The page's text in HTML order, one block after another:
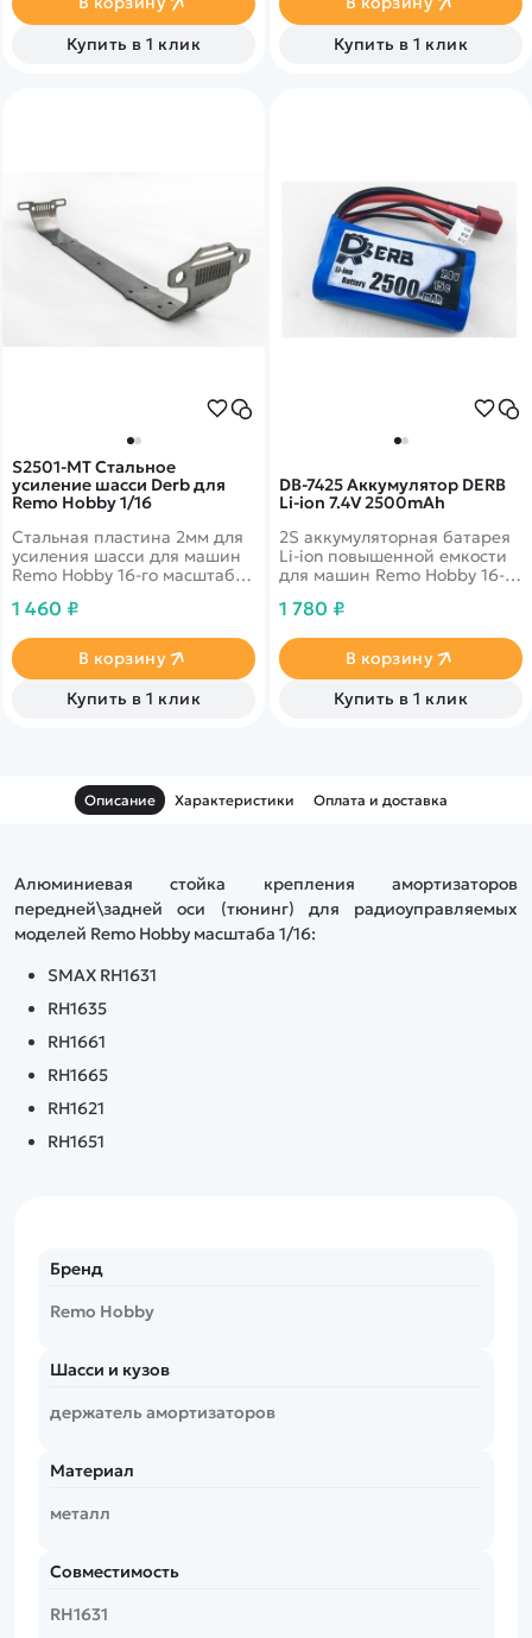
Купить в 1 клик
Купить в 1 клик
S2501-MT Стальное
усиление шасси Derb для
Remo Hobby 1/16
Стальная пластина 2мм для
усиления шасси для машин
Remo Hobby 16-го масштаба
1 460 ₽
В корзину
Купить в 1 клик
DB-7425 Аккумулятор DERB
Li-ion 7.4V 2500mAh
2S аккумуляторная батарея
Li-ion повышенной емкости
для машин Remo Hobby 16-го
1 780 ₽
В корзину
Купить в 1 клик
Описание Характеристики Оплата и доставка
Алюминиевая стойка крепления амортизаторов
передней\задней оси (тюнинг) для радиоуправляемых
моделей Remo Hobby масштаба 1/16:
SMAX RH1631
RH1635
RH1661
RH1665
RH1621
RH1651
Бренд
Remo Hobby
Шасси и кузов
держатель амортизаторов
Материал
металл
Совместимость
RH1631